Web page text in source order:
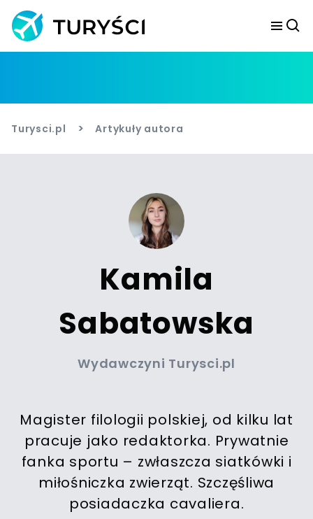
Turysci.pl > Artykuły autora
Kamila
Sabatowska
Wydawczyni Turysci.pl
Magister filologii polskiej, od kilku lat
pracuje jako redaktorka. Prywatnie
fanka sportu – zwłaszcza siatkówki i
miłośniczka zwierząt. Szczęśliwa
posiadaczka cavaliera.